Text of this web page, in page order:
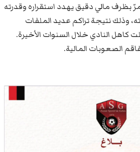
بظرف مالي دقيق يهدد استقراره وقدرته
وذلك نتيجة تراكم عديد الملفات
كاهل النادي خلال السنوات الأخيرة.
الصعوبات المالية.